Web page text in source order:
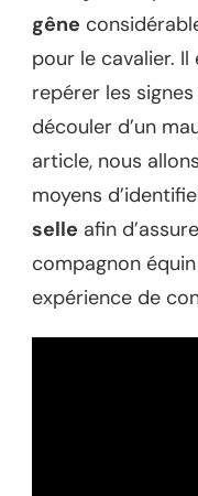
gêne
pour le cavalier.
repérer les
découler d’un
article, nous
moyens
selle afin
compagnon
expérience de